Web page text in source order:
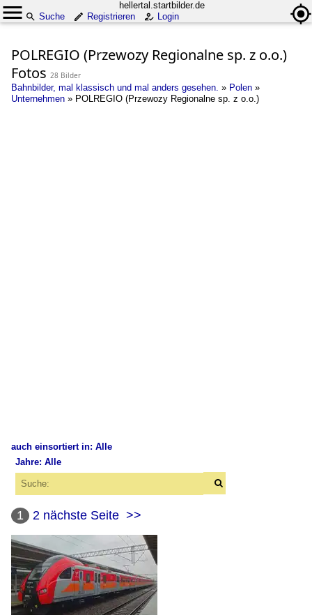
hellertal.startbilder.de
Suche
Registrieren Login
POLREGIO (Przewozy Regionalne sp. z o.o.)
Fotos 28 Bilder
Bahnbilder, mal klassisch und mal anders gesehen. » Polen »
Unternehmen » POLREGIO (Przewozy Regionalne sp. z o.o.)
auch einsortiert in: Alle
Alle Kategorien
Polen
Bahnhöfe
Posen Hbf / Poznań Główny
E-Loks
Jahre: Alle
2014
2016
2017
1 2 nächste Seite >>